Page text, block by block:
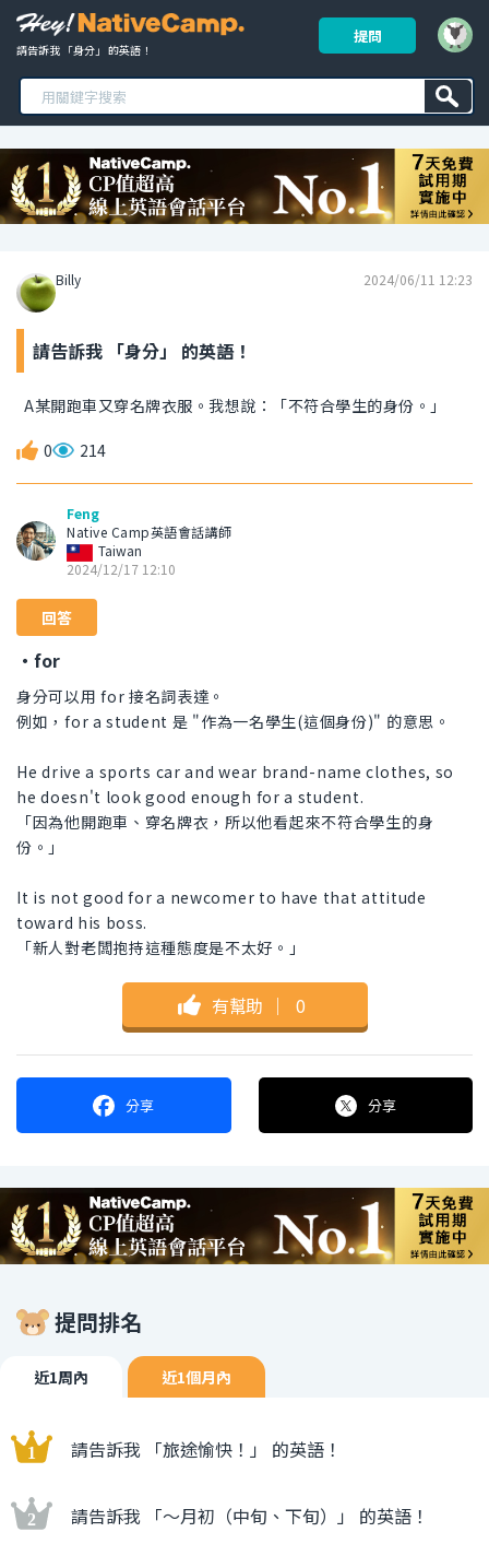
請告訴我 「身分」 的英語！
提問
Billy 2024/06/11 12:23
請告訴我 「身分」 的英語！
A某開跑車又穿名牌衣服。我想說：「不符合學生的身份。」
0 214
Feng
Native Camp英語會話講師
Taiwan
2024/12/17 12:10
回答
・for
身分可以用 for 接名詞表達。
例如，for a student 是 "作為一名學生(這個身份)" 的意思。
He drive a sports car and wear brand-name clothes, so
he doesn't look good enough for a student.
「因為他開跑車、穿名牌衣，所以他看起來不符合學生的身
份。」
It is not good for a newcomer to have that attitude
toward his boss.
「新人對老闆抱持這種態度是不太好。」
有幫助 ｜ 0
分享 分享
提問排名
近1周內 近1個月內
請告訴我 「旅途愉快！」 的英語！
請告訴我 「〜月初（中旬、下旬）」 的英語！